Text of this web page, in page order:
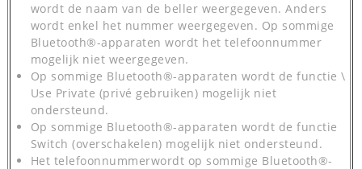
wordt de naam van de beller weergegeven. Anders
wordt enkel het nummer weergegeven. Op sommige
Bluetooth®-apparaten wordt het telefoonnummer
mogelijk niet weergegeven.
Op sommige Bluetooth®-apparaten wordt de functie \
Use Private (privé gebruiken) mogelijk niet
ondersteund.
Op sommige Bluetooth®-apparaten wordt de functie
Switch (overschakelen) mogelijk niet ondersteund.
Het telefoonnummerwordt op sommige Bluetooth®-